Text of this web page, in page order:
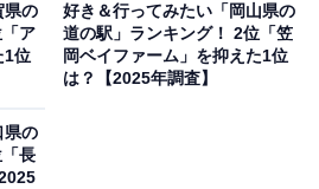
売していたり、ちょっとした公
は適していると思います」（50
コメントがありました。
県の
ア
1位
好き＆行ってみたい「岡山県の
道の駅」ランキング！ 2位「笠
岡ベイファーム」を抑えた1位
は？【2025年調査】
県の
長